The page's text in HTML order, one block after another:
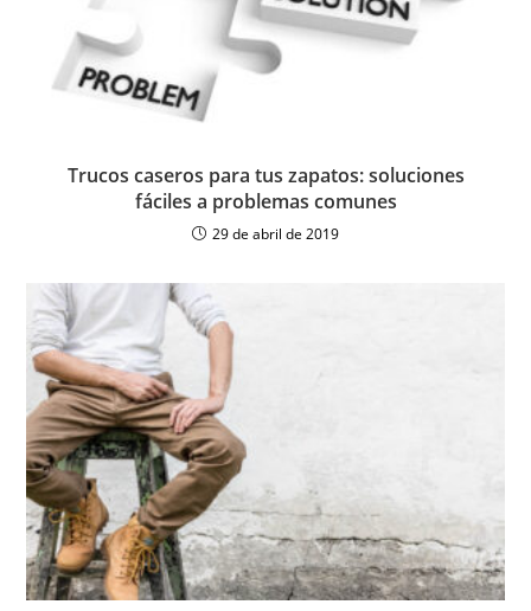
Trucos caseros para tus zapatos: soluciones
fáciles a problemas comunes
29 de abril de 2019